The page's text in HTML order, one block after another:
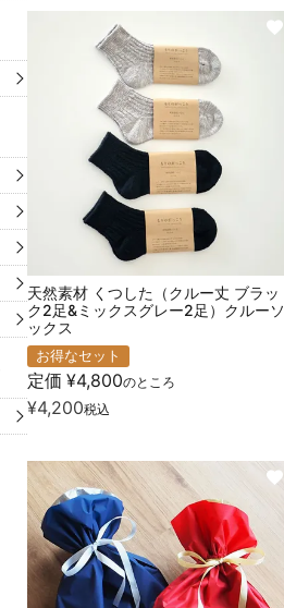
天然素材 くつした（クルー丈 ブラッ
ク2足&ミックスグレー2足）クルーソ
ックス
お得なセット
定価 ¥4,800のところ
¥4,200税込